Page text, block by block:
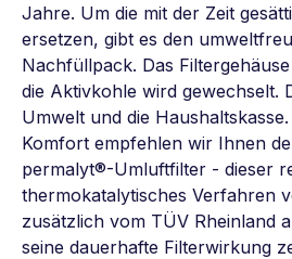
Jahre. Um die mit der Zeit
ersetzen, gibt es den
Nachfüllpack. Das
die Aktivkohle wird gewechselt.
Umwelt und die
Komfort empfehlen wir Ihnen
permalyt®-Umluftfilter - dieser
thermokatalytisches Verfahren
zusätzlich vom TÜV Rheinland
seine dauerhafte Filterwirkung